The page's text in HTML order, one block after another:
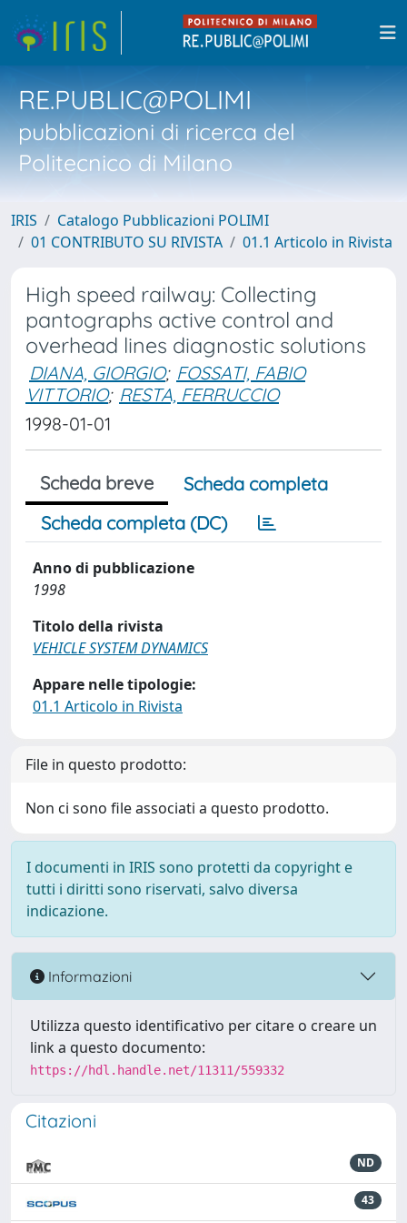
RE.PUBLIC@POLIMI
pubblicazioni di ricerca del
Politecnico di Milano
IRIS
Catalogo Pubblicazioni POLIMI
01 CONTRIBUTO SU RIVISTA
01.1 Articolo in Rivista
High speed railway: Collecting
pantographs active control and
overhead lines diagnostic solutions
DIANA, GIORGIO; FOSSATI, FABIO
VITTORIO; RESTA, FERRUCCIO
1998-01-01
Scheda breve
Scheda completa
Scheda completa (DC)
Anno di pubblicazione
1998
Titolo della rivista
VEHICLE SYSTEM DYNAMICS
Appare nelle tipologie:
01.1 Articolo in Rivista
File in questo prodotto:
Non ci sono file associati a questo prodotto.
I documenti in IRIS sono protetti da copyright e
tutti i diritti sono riservati, salvo diversa
indicazione.
Informazioni
Utilizza questo identificativo per citare o creare un
link a questo documento:
https://hdl.handle.net/11311/559332
Citazioni
ND
43